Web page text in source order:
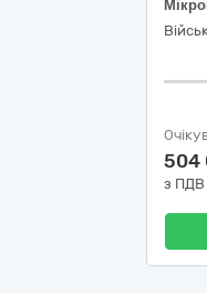
504
з ПДВ